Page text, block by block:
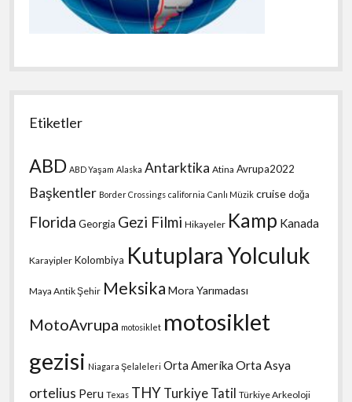
Etiketler
ABD ABD Yaşam Alaska Antarktika Atina Avrupa2022
Başkentler Border Crossings california Canlı Müzik cruise doğa
Florida Georgia Gezi Filmi Hikayeler Kamp Kanada
Karayipler Kolombiya Kutuplara Yolculuk
Maya Antik Şehir Meksika Mora Yarımadası
MotoAvrupa motosiklet motosiklet
gezisi Niagara Şelaleleri Orta Amerika Orta Asya
ortelius Peru Texas THYTurkiye Tatil Türkiye Arkeoloji